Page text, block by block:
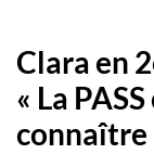
Clara en
« La
connaître